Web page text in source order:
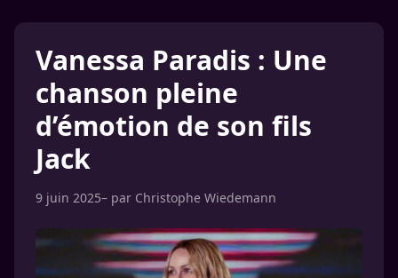
Vanessa Paradis : Une
chanson pleine
d’émotion de son fils
Jack
9 juin 2025– par Christophe Wiedemann